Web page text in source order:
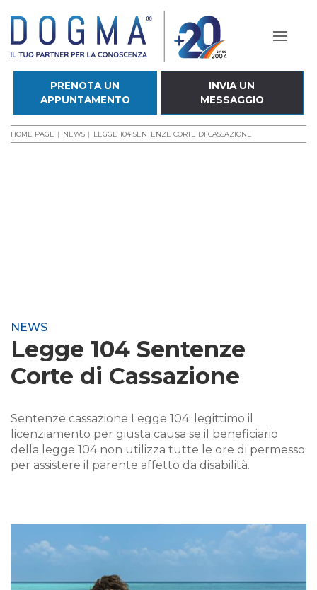
PRENOTA UN
APPUNTAMENTO
INVIA UN
MESSAGGIO
HOME PAGE NEWS LEGGE 104 SENTENZE CORTE DI CASSAZIONE
NEWS
Legge 104 Sentenze
Corte di Cassazione
Sentenze cassazione Legge 104: legittimo il
licenziamento per giusta causa se il beneficiario
della legge 104 non utilizza tutte le ore di permesso
per assistere il parente affetto da disabilità.